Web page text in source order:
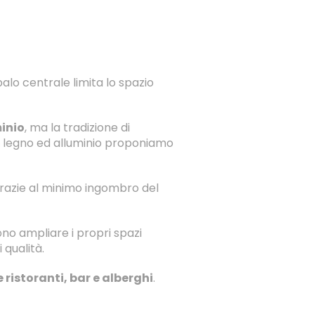
centrale limita lo spazio
, ma la tradizione di
ed alluminio proponiamo
al minimo ingombro del
ampliare i propri spazi
qualità.
bar e alberghi.